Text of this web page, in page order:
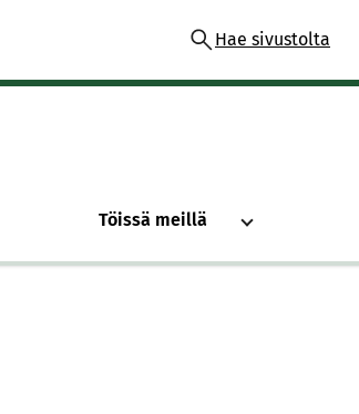
Hae sivustolta
Töissä meillä